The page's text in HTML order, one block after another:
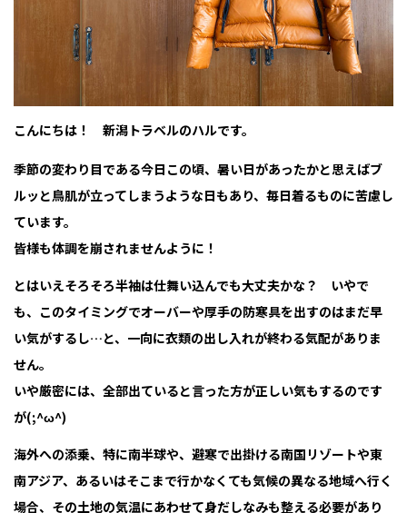
こんにちは！ 新潟トラベルのハルです。
季節の変わり目である今日この頃、暑い日があったかと思えばブ
ルッと鳥肌が立ってしまうような日もあり、毎日着るものに苦慮し
ています。
皆様も体調を崩されませんように！
とはいえそろそろ半袖は仕舞い込んでも大丈夫かな？ いやで
も、このタイミングでオーバーや厚手の防寒具を出すのはまだ早
い気がするし…と、一向に衣類の出し入れが終わる気配がありま
せん。
いや厳密には、全部出ていると言った方が正しい気もするのです
が(;^ω^)
海外への添乗、特に南半球や、避寒で出掛ける南国リゾートや東
南アジア、あるいはそこまで行かなくても気候の異なる地域へ行く
場合、その土地の気温にあわせて身だしなみも整える必要があり